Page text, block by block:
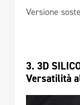
Versione
3. 3D
Versatilità